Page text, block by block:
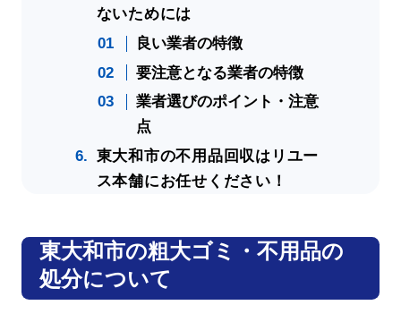
ないためには
良い業者の特徴
要注意となる業者の特徴
業者選びのポイント・注意
点
東大和市の不用品回収はリユー
ス本舗にお任せください！
東大和市の粗大ゴミ・不用品の
処分について